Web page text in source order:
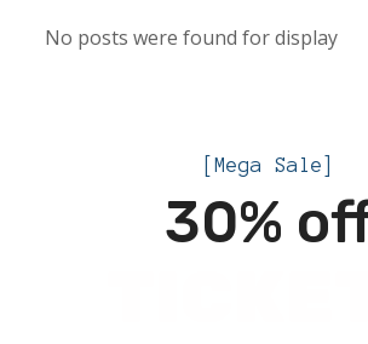
No posts were found for display
[Mega Sale]
30%